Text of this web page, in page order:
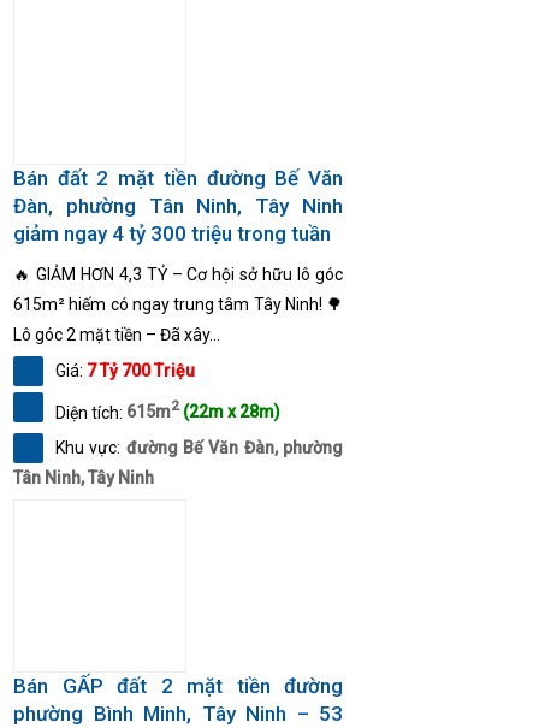
Bán đất 2 mặt tiền đường Bế Văn
Đàn, phường Tân Ninh, Tây Ninh
giảm ngay 4 tỷ 300 triệu trong tuần
🔥 GIẢM HƠN 4,3 TỶ – Cơ hội sở hữu lô góc
615m² hiếm có ngay trung tâm Tây Ninh! 🌳
Lô góc 2 mặt tiền – Đã xây...
Giá: 7 Tỷ 700 Triệu
Diện tích: 615m2 (22m x 28m)
Khu vực: đường Bế Văn Đàn, phường
Tân Ninh, Tây Ninh
Bán GẤP đất 2 mặt tiền đường
phường Bình Minh, Tây Ninh – 53